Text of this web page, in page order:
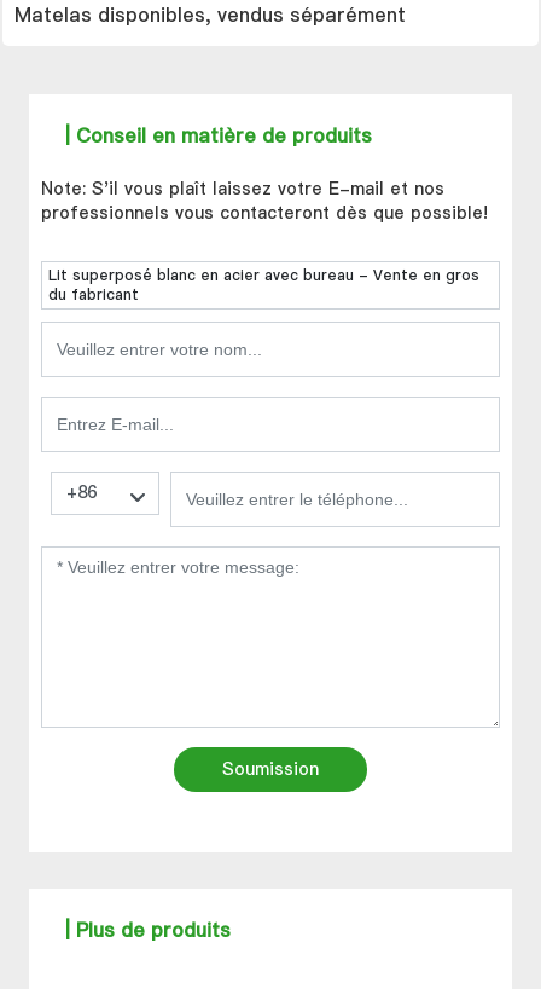
Matelas disponibles, vendus séparément
| Conseil en matière de produits
Note: S'il vous plaît laissez votre E-mail et nos
professionnels vous contacteront dès que possible!
Lit superposé blanc en acier avec bureau - Vente en gros
du fabricant
+86
Soumission
| Plus de produits